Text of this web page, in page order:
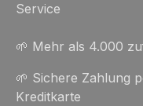
Service
🌱 Mehr als 4.000
🌱 Sichere Zahlung
Kreditkarte